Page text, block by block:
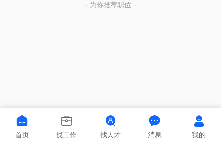
- 为你推荐职位 -
首页 找工作 找人才 消息 我的